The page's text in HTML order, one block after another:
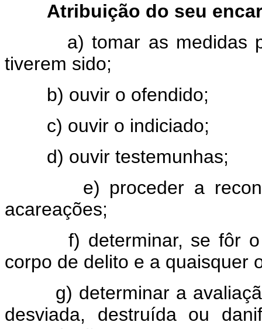
Atribuição do seu
a) tomar as medidas
tiverem sido;
b) ouvir o ofendido;
c) ouvir o indiciado;
d) ouvir testemunhas;
e) proceder a
acareações;
f) determinar, se fôr o
corpo de delito e a quaisquer
g) determinar a avaliação
desviada, destruída ou